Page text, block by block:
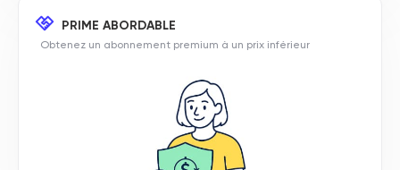
PRIME ABORDABLE
Obtenez un abonnement premium à un prix inférieur